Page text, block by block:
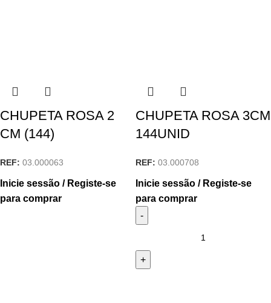
CHUPETA ROSA 2
CM (144)
REF: 03.000063
Inicie sessão / Registe-se
para comprar
CHUPETA ROSA 3CM
144UNID
REF: 03.000708
Inicie sessão / Registe-se
para comprar